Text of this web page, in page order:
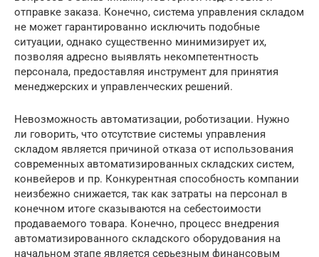
отправке заказа. Конечно, система управления складом
не может гарантированно исключить подобные
ситуации, однако существенно минимизирует их,
позволяя адресно выявлять некомпетентность
персонала, предоставляя инструмент для принятия
менеджерских и управленческих решений.
Невозможность автоматизации, роботизации. Нужно
ли говорить, что отсутствие системы управления
складом является причиной отказа от использования
современных автоматизированных складских систем,
конвейеров и пр. Конкурентная способность компании
неизбежно снижается, так как затраты на персонал в
конечном итоге сказываются на себестоимости
продаваемого товара. Конечно, процесс внедрения
автоматизированного складского оборудования на
начальном этапе является серьезным финансовым